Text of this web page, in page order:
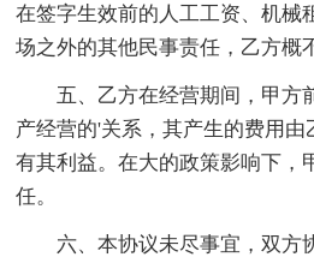
在签字生效前的人工工资、机械
场之外的其他民事责任，乙方概
五、乙方在经营期间，甲方
产经营的'关系，其产生的费用
有其利益。在大的政策影响下，
任。
六、本协议未尽事宜，双方